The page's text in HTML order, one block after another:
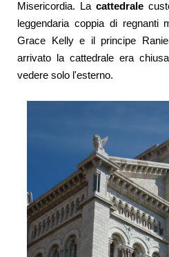
Misericordia. La cattedrale
leggendaria coppia di regnanti
Grace Kelly e il principe
arrivato la cattedrale era
vedere solo l'esterno.